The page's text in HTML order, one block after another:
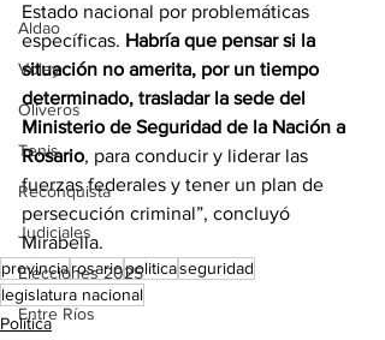
Aldao
Voley
Oliveros
Tenis
Reconquista
Judiciales
Elecciones 2025
Entre Ríos
Estado nacional por problemáticas
específicas. Habría que pensar si la
situación no amerita, por un tiempo
determinado, trasladar la sede del
Ministerio de Seguridad de la Nación a
Rosario, para conducir y liderar las
fuerzas federales y tener un plan de
persecución criminal”, concluyó
Mirabella.
provinciarosariopoliticaseguridad
legislatura nacional
Política